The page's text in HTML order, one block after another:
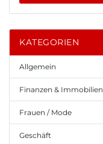
KATEGORIEN
Allgemein
Finanzen & Immobilien
Frauen / Mode
Geschäft